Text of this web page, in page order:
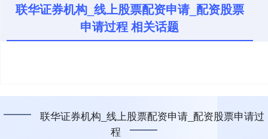
联华证券机构_线上股票配资申请_配资股票
申请过程 相关话题
联华证券机构_线上股票配资申请_配资股票申请过
程